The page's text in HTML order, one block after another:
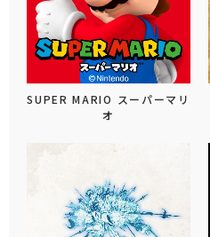
SUPER MARIO スーパーマリ
オ